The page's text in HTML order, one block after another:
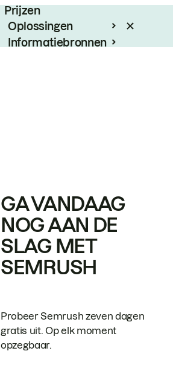
Prijzen
Oplossingen
Informatiebronnen
GA VANDAAG
NOG AAN DE
SLAG MET
SEMRUSH
Probeer Semrush zeven dagen
gratis uit. Op elk moment
opzegbaar.